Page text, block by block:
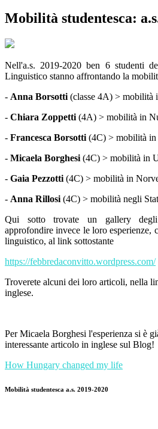
Mobilità studentesca:
Nell'a.s. 2019-2020 ben 6 studenti
Linguistico stanno affrontando la
- Anna Borsotti (classe 4A) > mobilità
- Chiara Zoppetti (4A) > mobilità in
- Francesca Borsotti (4C) > mobilità in
- Micaela Borghesi (4C) > mobilità in
- Gaia Pezzotti (4C) > mobilità in
- Anna Rillosi (4C) > mobilità negli
Qui sotto trovate un gallery
approfondire invece le loro
linguistico, al link sottostante
https://febbredaconvitto.wordpress.com/
Troverete alcuni dei loro articoli, nella
inglese.
Per Micaela Borghesi l'esperienza si è
interessante articolo in inglese sul Blog!
How Hungary changed my life
Mobilità studentesca a.s. 2019-2020